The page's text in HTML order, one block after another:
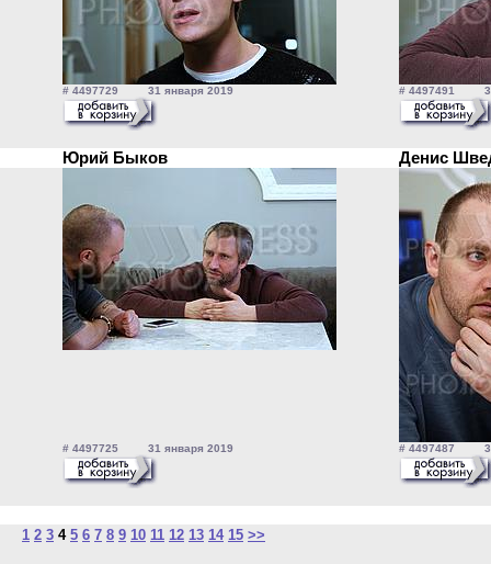
# 4497729 31 января 2019 # 4497491 31
Юрий Быков Денис
# 4497725 31 января 2019 # 4497487 31
1 2 3 4 5 6 7 8 9 10 11 12 13 14 15 >>